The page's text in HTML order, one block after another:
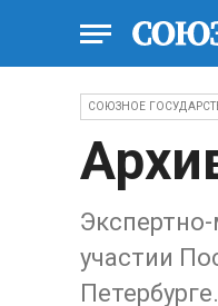
СОЮЗНОЕ
участии
Петербурге.